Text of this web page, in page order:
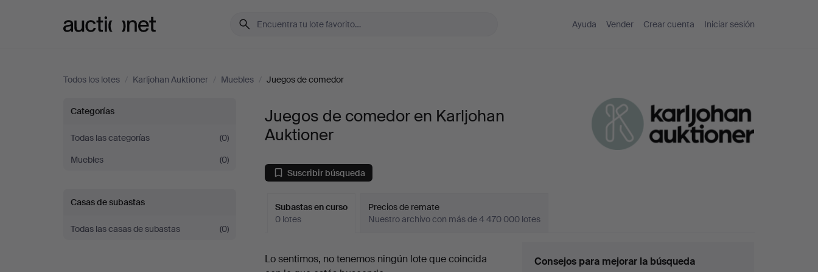
Ayuda Vender Crear cuenta Iniciar sesión
Todos los lotes / Karljohan Auktioner / Muebles / Juegos de comedor
Juegos
de
comedor
en
Karljohan
Categorías
Todas las categorías
(0)
Muebles
(0)
Casas de subastas
Todas las casas de subastas (0)
Juegos de comedor en Karljohan
Auktioner
Suscribir búsqueda
Subastas en curso
0 lotes
Precios de remate
Nuestro archivo con más de 4 470 000 lotes
Subastas
Lo sentimos, no tenemos ningún lote que coincida
Consejos para mejorar la búsqueda